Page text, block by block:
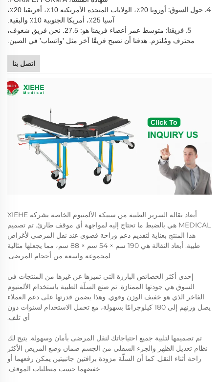
4. حول السوق:
أوروبا 20٪، الولايات المتحدة الأمريكية 10٪، أفريقيا 20٪،
آسيا 25٪، أمريكا الجنوبية 10٪ والبقية.
5. فريقنا:
متوسط عمر أعضاء فريقنا هو: 27.5. نحن فريق شغوف،
محترف ومُلتزم. هدفنا أن نصبح فريقًا آخر مثل 'واتساب' في الصين.
اتصل بنا
أبعاد نقالة السرير الطبية من سبيكة الألمنيوم الخاصة بشركة XIEHE
MEDICAL هي بالضبط ما تحتاج إليه لمواجهة أي موقف طارئ. تم تصميم
هذا المنتج بعناية لتقديم دعم وراحة قصوى عند نقل المرضى لأغراض
طبية. أبعاد النقالة هي 190 سم × 54 سم × 88 سم، مما يجعلها مثالية
لمجموعة واسعة من أحجام المرضى.
إحدى أكثر الخصائص البارزة التي تميزها عن غيرها من المنتجات في
السوق هي جودتها الممتازة. تم صنع السلّة الطبية باستخدام الألمنيوم
الفاخر الذي هو خفيف الوزن وقوي. وهذا يضمن قدرتها على دعم العملاء
يصل وزنهم إلى 180 كيلوجرامًا بسهولة، مع تحمل الاستخدام لسنوات دون
أي تلف.
تم تصميمها لتلبية جميع احتياجاتك لنقل المرضى بأمان وسهولة. يتيح لك
نظام تعديل الظهر والجزء السفلي من الجسم ضمان وضع المريض الأكثر
راحة أثناء النقل. كما أن السلّة مزودة برافتين جانبيتين يمكن رفعهما أو
خفضهما حسب متطلبات الموقف.